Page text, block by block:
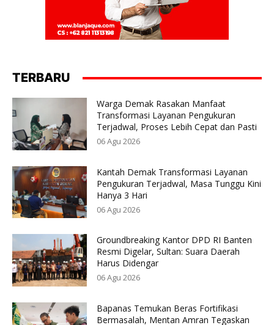
TERBARU
Warga Demak Rasakan Manfaat
Transformasi Layanan Pengukuran
Terjadwal, Proses Lebih Cepat dan Pasti
06 Agu 2026
Kantah Demak Transformasi Layanan
Pengukuran Terjadwal, Masa Tunggu Kini
Hanya 3 Hari
06 Agu 2026
Groundbreaking Kantor DPD RI Banten
Resmi Digelar, Sultan: Suara Daerah
Harus Didengar
06 Agu 2026
Bapanas Temukan Beras Fortifikasi
Bermasalah, Mentan Amran Tegaskan